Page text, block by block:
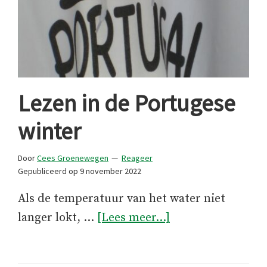
Lezen in de Portugese
winter
DoorCees Groenewegen
Reageer
Gepubliceerd op 9 november 2022
Als de temperatuur van het water niet
langer lokt, … [Lees meer...]